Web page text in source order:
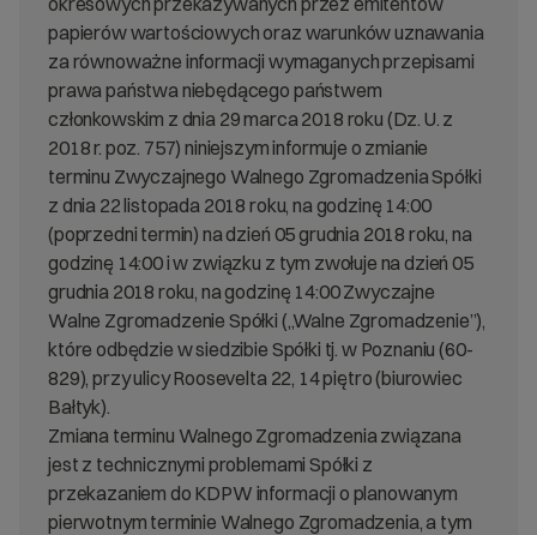
papierów wartościowych oraz warunków uznawania
za równoważne informacji wymaganych przepisami
prawa państwa niebędącego państwem
członkowskim z dnia 29 marca 2018 roku (Dz. U. z
2018 r. poz. 757) niniejszym informuje o zmianie
terminu Zwyczajnego Walnego Zgromadzenia Spółki
z dnia 22 listopada 2018 roku, na godzinę 14:00
(poprzedni termin) na dzień 05 grudnia 2018 roku, na
godzinę 14:00 i w związku z tym zwołuje na dzień 05
grudnia 2018 roku, na godzinę 14:00 Zwyczajne
Walne Zgromadzenie Spółki („Walne Zgromadzenie”),
które odbędzie w siedzibie Spółki tj. w Poznaniu (60-
829), przy ulicy Roosevelta 22, 14 piętro (biurowiec
Bałtyk).
Zmiana terminu Walnego Zgromadzenia związana
jest z technicznymi problemami Spółki z
przekazaniem do KDPW informacji o planowanym
pierwotnym terminie Walnego Zgromadzenia, a tym